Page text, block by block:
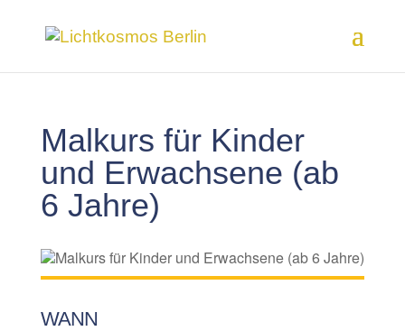
Malkurs für Kinder
und Erwachsene (ab
6 Jahre)
WANN